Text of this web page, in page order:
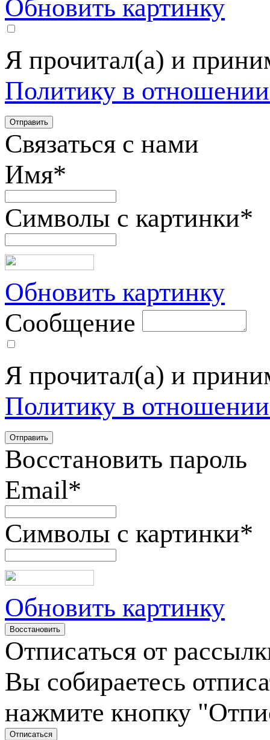
Обновить картинку
Я прочитал(а) и
Политику в
Связаться с нами
Имя*
Символы с картинки*
Обновить картинку
Сообщение
Я прочитал(а) и
Политику в
Восстановить пароль
Email*
Символы с картинки*
Обновить картинку
Отписаться от
Вы собираетесь
нажмите кнопку